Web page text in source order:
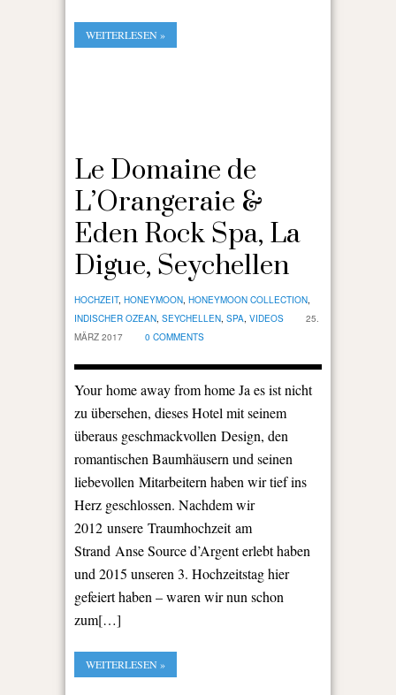
WEITERLESEN »
Le Domaine de
L’Orangeraie &
Eden Rock Spa, La
Digue, Seychellen
HOCHZEIT, HONEYMOON, HONEYMOON COLLECTION,
INDISCHER OZEAN, SEYCHELLEN, SPA, VIDEOS
25.
MÄRZ 2017
0 COMMENTS
Your home away from home Ja es ist nicht
zu übersehen, dieses Hotel mit seinem
überaus geschmackvollen Design, den
romantischen Baumhäusern und seinen
liebevollen Mitarbeitern haben wir tief ins
Herz geschlossen. Nachdem wir
2012 unsere Traumhochzeit am
Strand Anse Source d’Argent erlebt haben
und 2015 unseren 3. Hochzeitstag hier
gefeiert haben – waren wir nun schon
zum[…]
WEITERLESEN »